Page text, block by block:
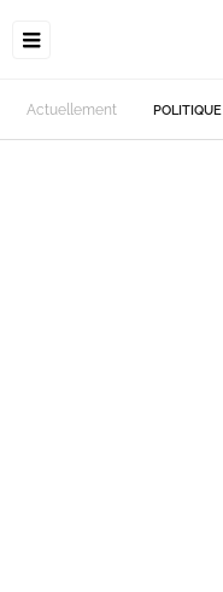
Actuellement POLITIQUE